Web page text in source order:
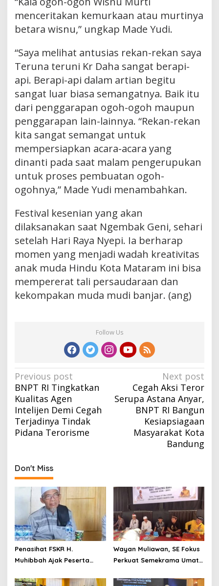
menceritakan kemurkaan atau murtinya
betara wisnu,” ungkap Made Yudi.
“Saya melihat antusias rekan-rekan saya
Teruna teruni Kr Daha sangat berapi-
api. Berapi-api dalam artian begitu
sangat luar biasa semangatnya. Baik itu
dari penggarapan ogoh-ogoh maupun
penggarapan lain-lainnya. “Rekan-rekan
kita sangat semangat untuk
mempersiapkan acara-acara yang
dinanti pada saat malam pengerupukan
untuk proses pembuatan ogoh-
ogohnya,” Made Yudi menambahkan.
Festival kesenian yang akan
dilaksanakan saat Ngembak Geni, sehari
setelah Hari Raya Nyepi. Ia berharap
momen yang menjadi wadah kreativitas
anak muda Hindu Kota Mataram ini bisa
mempererat tali persaudaraan dan
kekompakan muda mudi banjar. (ang)
Follow Us
Post
navigation
Previous post
BNPT RI Tingkatkan
Kualitas Agen
Intelijen Demi Cegah
Terjadinya Tindak
Pidana Terorisme
Next post
Cegah Aksi Teror
Serupa Astana Anyar,
BNPT RI Bangun
Kesiapsiagaan
Masyarakat Kota
Bandung
Don't Miss
Penasihat FSKR H.
Muhibbah Ajak Peserta
Kekompakan Menuju
Wayan Muliawan, SE Fokus
Perkuat Semekrama Umat